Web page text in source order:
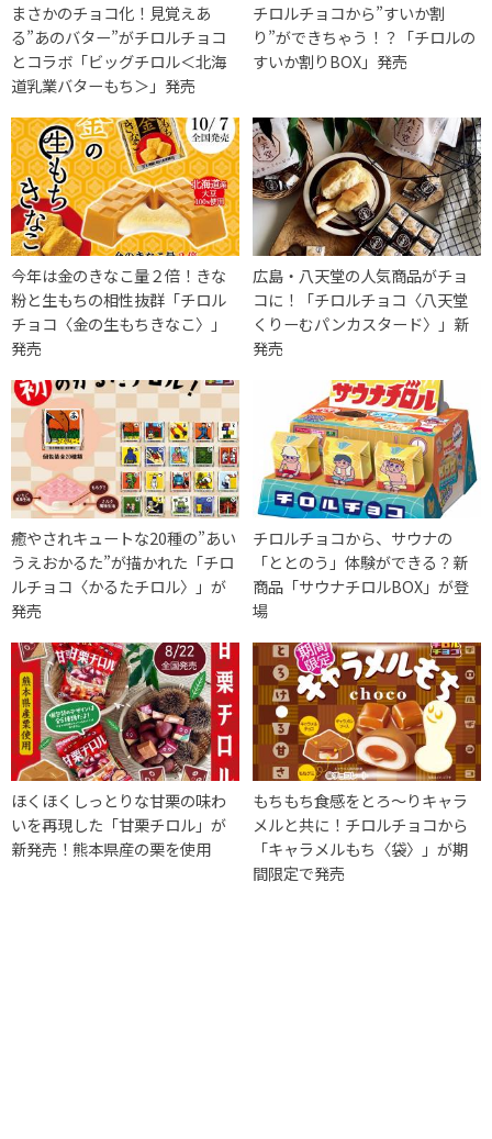
まさかのチョコ化！見覚えあ
る”あのバター”がチロルチョコ
とコラボ「ビッグチロル＜北海
道乳業バターもち＞」発売
チロルチョコから”すいか割
り”ができちゃう！？「チロルの
すいか割りBOX」発売
今年は金のきなこ量２倍！きな
粉と生もちの相性抜群「チロル
チョコ〈金の生もちきなこ〉」
発売
広島・八天堂の人気商品がチョ
コに！「チロルチョコ〈八天堂
くりーむパンカスタード〉」新
発売
癒やされキュートな20種の”あい
うえおかるた”が描かれた「チロ
ルチョコ〈かるたチロル〉」が
発売
チロルチョコから、サウナの
「ととのう」体験ができる？新
商品「サウナチロルBOX」が登
場
ほくほくしっとりな甘栗の味わ
いを再現した「甘栗チロル」が
新発売！熊本県産の栗を使用
もちもち食感をとろ～りキャラ
メルと共に！チロルチョコから
「キャラメルもち〈袋〉」が期
間限定で発売